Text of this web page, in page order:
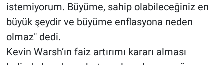
istemiyorum. Büyüme, sahip olabileceğiniz en
büyük şeydir ve büyüme enflasyona neden
olmaz" dedi.
Kevin Warsh’ın faiz artırımı kararı alması